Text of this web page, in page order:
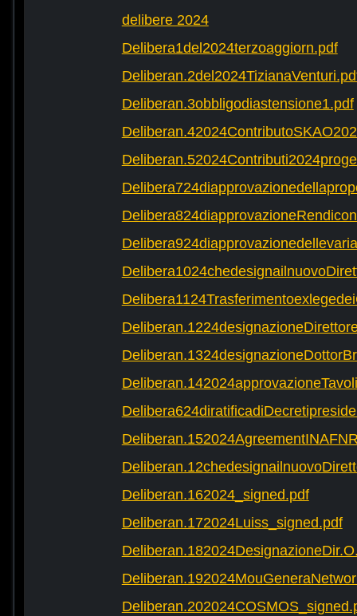
delibere 2024
Delibera1del2024terzoaggiorn.pdf
Deliberan.3obbligodiastensione1.pdf
Deliberan.162024_signed.pdf
Deliberan.172024Luiss_signed.pdf